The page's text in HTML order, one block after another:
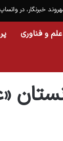
در واتساپ به این
علم و فناوری